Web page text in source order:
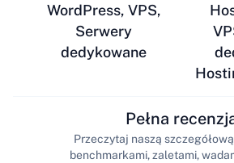
WordPress, VPS,
Serwery
dedykowane
Pełna
Przeczytaj naszą
benchmarkami, zaletami,